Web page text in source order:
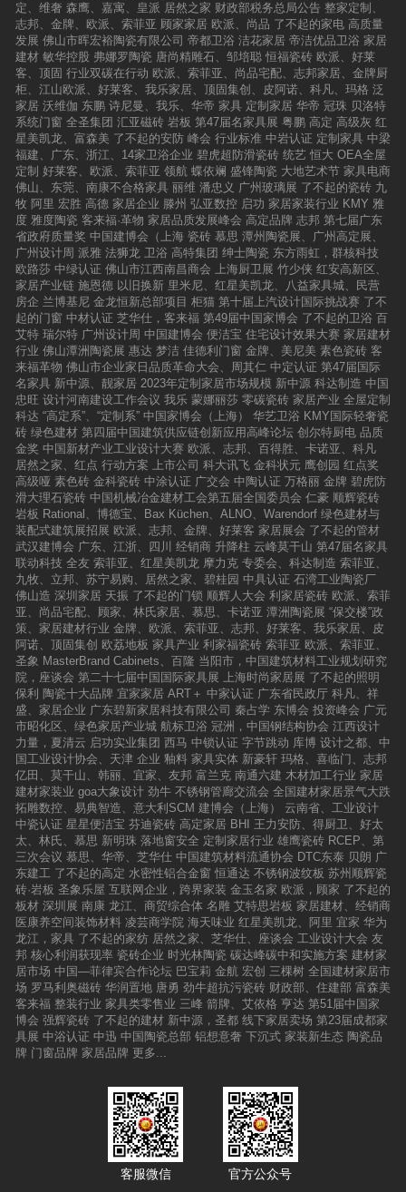
定、维奢 森鹰、嘉寓、皇派 居然之家 财政部税务总局公告 整家定制、
志邦、金牌、欧派、索菲亚 顾家家居 欧派、尚品 了不起的家电 高质量
发展 佛山市晖宏裕陶瓷有限公司 帝都卫浴 洁花家居 帝洁优品卫浴 家居
建材 敏华控股 弗娜罗陶瓷 唐尚精雕石、邹培聪 恒福瓷砖 欧派、好莱
客、顶固 行业双碳在行动 欧派、索菲亚、尚品宅配、志邦家居、金牌厨
柜、江山欧派、好莱客、我乐家居、顶固集创、皮阿诺、科凡、玛格 泛
家居 沃维伽 东鹏 诗尼曼、我乐、华帝 家具 定制家居 华帝 冠珠 贝洛特
系统门窗 全圣集团 汇亚磁砖 岩板 第47届名家具展 粤鹏 高定 高级灰 红
星美凯龙、富森美 了不起的安防 峰会 行业标准 中岩认证 定制家具 中梁
福建、广东、浙江、14家卫浴企业 碧虎超防滑瓷砖 统艺 恒大 OEA全屋
定制 好莱客、欧派、索菲亚 领航 蝶依斓 盛锋陶瓷 大地艺术节 家具电商
佛山、东莞、南康不合格家具 丽维 潘忠义 广州玻璃展 了不起的瓷砖 九
牧 阿里 宏胜 高德 家居企业 滕州 弘亚数控 启功 家居家装行业 KMY 雅
度 雅度陶瓷 客来福·革物 家居品质发展峰会 高定品牌 志邦 第七届广东
省政府质量奖 中国建博会（上海 瓷砖 慕思 潭州陶瓷展、广州高定展、
广州设计周 派雅 法狮龙 卫浴 高特集团 绅士陶瓷 东方雨虹，群核科技
欧路莎 中绿认证 佛山市江西南昌商会 上海厨卫展 竹少侠 红安高新区、
家居产业链 施恩德 以旧换新 里米尼、红星美凯龙、八益家具城、民营
房企 兰博基尼 金龙恒新总部项目 柜猫 第十届上汽设计国际挑战赛 了不
起的门窗 中材认证 芝华仕，客来福 第49届中国家博会 了不起的卫浴 百
艾特 瑞尔特 广州设计周 中国建博会 便洁宝 住宅设计效果大赛 家居建材
行业 佛山潭洲陶瓷展 惠达 梦洁 佳德利门窗 金牌、美尼美 素色瓷砖 客
来福革物 佛山市企业家日品质革命大会、周其仁 中定认证 第47届国际
名家具 新中源、靓家居 2023年定制家居市场规模 新中源 科达制造 中国
忠旺 设计河南建设工作会议 我乐 蒙娜丽莎 零碳瓷砖 家居产业 全屋定制
科达 “高定系”、“定制系” 中国家博会（上海） 华艺卫浴 KMY国际轻奢瓷
砖 绿色建材 第四届中国建筑供应链创新应用高峰论坛 创尔特厨电 品质
金奖 中国新材产业工业设计大赛 欧派、志邦、百得胜、卡诺亚、科凡
居然之家、红点 行动方案 上市公司 科大讯飞 金科状元 鹰创园 红点奖
高级哑 素色砖 金科瓷砖 中涂认证 广交会 中陶认证 万格丽 金牌 碧虎防
滑大理石瓷砖 中国机械冶金建材工会第五届全国委员会 仁豪 顺辉瓷砖
岩板 Rational、博德宝、Bax Küchen、ALNO、Warendorf 绿色建材与
装配式建筑展招展 欧派、志邦、金牌、好莱客 家居展会 了不起的管材
武汉建博会 广东、江浙、四川 经销商 升降柱 云峰莫干山 第47届名家具
联动科技 全友 索菲亚、红星美凯龙 摩力克 专委会、科达制造 索菲亚、
九牧、立邦、苏宁易购、居然之家、碧桂园 中具认证 石湾工业陶瓷厂
佛山造 深圳家居 天振 了不起的门锁 顺辉人大会 利家居瓷砖 欧派、索菲
亚、尚品宅配、顾家、林氏家居、慕思、卡诺亚 潭洲陶瓷展 “保交楼”政
策、家居建材行业 金牌、欧派、索菲亚、志邦、好莱客、我乐家居、皮
阿诺、顶固集创 欧荔地板 家具产业 利家福瓷砖 索菲亚 欧派、索菲亚、
圣象 MasterBrand Cabinets、百隆 当阳市，中国建筑材料工业规划研究
院，座谈会 第二十七届中国国际家具展 上海时尚家居展 了不起的照明
保利 陶瓷十大品牌 宜家家居 ART＋ 中家认证 广东省民政厅 科凡、祥
盛、家居企业 广东碧新家居科技有限公司 秦占学 东博会 投资峰会 广元
市昭化区、绿色家居产业城 航标卫浴 冠洲，中国钢结构协会 江西设计
力量，夏清云 启功实业集团 西马 中锁认证 字节跳动 库博 设计之都、中
国工业设计协会、天津 企业 釉料 家具实体 新豪轩 玛格、喜临门、志邦
亿田、莫干山、韩丽、宜家、友邦 富兰克 南通六建 木材加工行业 家居
建材家装业 goa大象设计 劲牛 不锈钢管廊交流会 全国建材家居景气大跌
拓雕数控、易典智造、意大利SCM 建博会（上海）
云南省、工业设计
中瓷认证 星星便洁宝 芬迪瓷砖 高定家居 BHI
王力安防、得厨卫、好太
太、林氏、慕思 新明珠 落地窗安全 定制家居行业 雄鹰瓷砖 RCEP、第
三次会议 慕思、华帝、芝华仕 中国建筑材料流通协会 DTC东泰 贝朗 广
东建工 了不起的高定 水密性铝合金窗 恒通达 不锈钢波纹板 苏州顺辉瓷
砖·岩板 圣象乐屋 互联网企业，跨界家装 金玉名家 欧派，顾家 了不起的
板材 深圳展 南康 龙江、商贸综合体 名雕 艾特思岩板 家居建材、经销商
医康养空间装饰材料 凌芸商学院 海天味业 红星美凯龙、阿里 宜家 华为
龙江，家具 了不起的家纺 居然之家、芝华仕、座谈会 工业设计大会 友
邦 核心利润获现率 瓷砖企业 时光林陶瓷 碳达峰碳中和实施方案 建材家
居市场 中国—菲律宾合作论坛 巴宝莉 金航 宏创 三棵树 全国建材家居市
场 罗马利奥磁砖 华润置地 唐勇 劲牛超抗污瓷砖 财政部、住建部 富森美
客来福 整装行业 家具类零售业 三峰 箭牌、艾依格 亨达 第51届中国家
博会 强辉瓷砖 了不起的建材 新中源，圣都 线下家居卖场 第23届成都家
具展 中浴认证 中迅 中国陶瓷总部 铝想意奢 下沉式 家装新生态 陶瓷品
牌 门窗品牌 家居品牌 更多...
客服微信 官方公众号